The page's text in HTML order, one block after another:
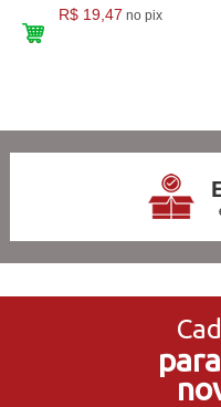
R$ 19,47 no pix
no
5%
no